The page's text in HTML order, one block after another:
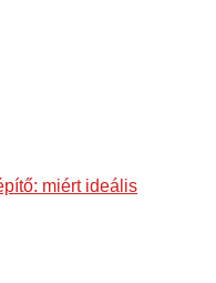
miért ideális